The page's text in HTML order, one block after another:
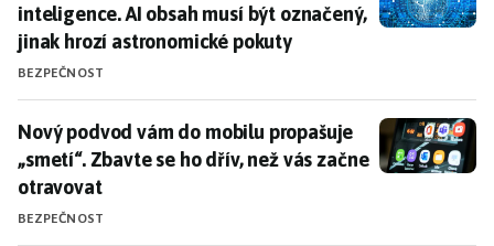
inteligence. AI obsah musí být označený,
jinak hrozí astronomické pokuty
BEZPEČNOST
Nový podvod vám do mobilu propašuje „smetí“.
Nový podvod vám do mobilu propašuje
„smetí“. Zbavte se ho dřív, než vás začne
otravovat
BEZPEČNOST